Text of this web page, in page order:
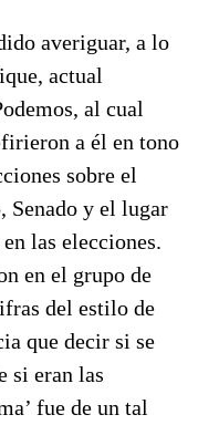
averiguar, a lo
actual
al cual
a él en tono
sobre el
Senado y el lugar
las elecciones.
en el grupo de
del estilo de
que decir si se
si eran las
fue de un tal